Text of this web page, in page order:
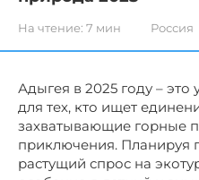
На чтение: 7 мин Россия
Адыгея в 2025 году –
для тех, кто ищет
захватывающие горные
приключения. Планируя
растущий спрос на